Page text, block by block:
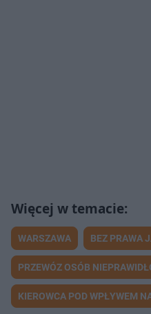
WARSZAWA BEZ PRAWA
PRZEWÓZ OSÓB
KIEROWCA POD WPŁYWEM